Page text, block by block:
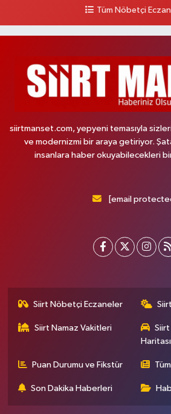
Tüm Nöbetçi
siirtmanset.com, yepyeni temasıyla
ve modernizmi bir araya getiriyor.
insanlara haber okuyabilecekleri
[email
Siirt Nöbetçi Eczaneler
Siirt Namaz Vakitleri
Siirt
Haritası
Puan Durumu ve Fikstür
Son Dakika Haberleri